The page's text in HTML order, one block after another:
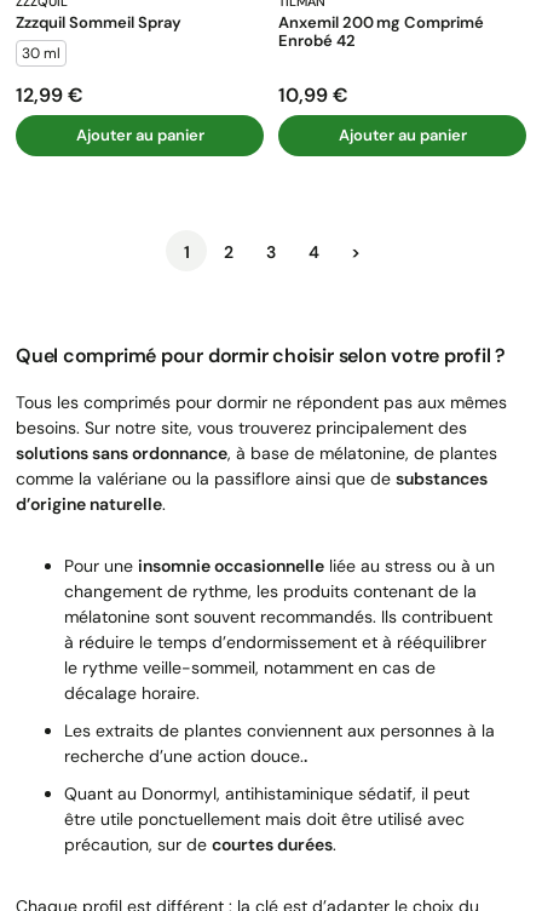
Zzzquil Sommeil Spray
30 ml
Prix
12,99 €
Ajouter au panier
Anxemil 200 Mg Comprimé
Enrobé 42
Prix
10,99 €
Ajouter au panier
1 2 3 4 Suivant
>
Quel comprimé pour dormir choisir selon votre profil ?
Tous les comprimés pour dormir ne répondent pas aux mêmes
besoins. Sur notre site, vous trouverez principalement des
solutions sans ordonnance, à base de mélatonine, de plantes
comme la valériane ou la passiflore ainsi que de substances
d’origine naturelle.
Pour une insomnie occasionnelle liée au stress ou à un
changement de rythme, les produits contenant de la
mélatonine sont souvent recommandés. Ils contribuent
à réduire le temps d’endormissement et à rééquilibrer
le rythme veille-sommeil, notamment en cas de
décalage horaire.
Les extraits de plantes conviennent aux personnes à la
recherche d’une action douce..
Quant au Donormyl, antihistaminique sédatif, il peut
être utile ponctuellement mais doit être utilisé avec
précaution, sur de courtes durées.
Chaque profil est différent : la clé est d’adapter le choix du